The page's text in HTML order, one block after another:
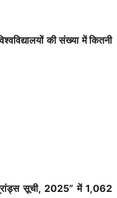
की संख्या में कितनी
सूची, 2025” में 1,062